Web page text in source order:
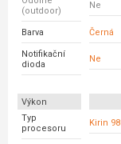
(outdoor)
Ne
Barva Černá
Notifikační
dioda
Ne
Výkon
Typ
procesoru
Kirin